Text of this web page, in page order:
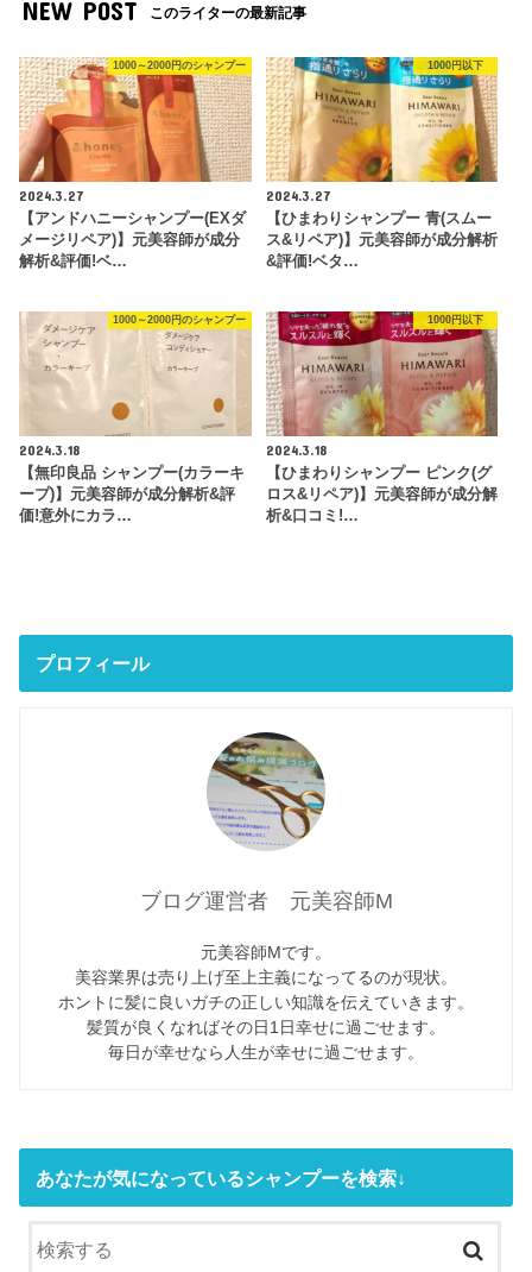
NEW POST このライターの最新記事
1000～2000円のシャンプー
2024.3.27
【アンドハニーシャンプー(EXダ
メージリペア)】元美容師が成分
解析&評価!ベ…
1000円以下
2024.3.27
【ひまわりシャンプー 青(スムー
ス&リペア)】元美容師が成分解析
&評価!ベタ…
1000～2000円のシャンプー
2024.3.18
【無印良品 シャンプー(カラーキ
ープ)】元美容師が成分解析&評
価!意外にカラ…
1000円以下
2024.3.18
【ひまわりシャンプー ピンク(グ
ロス&リペア)】元美容師が成分解
析&口コミ!…
プロフィール
ブログ運営者 元美容師M
元美容師Mです。
美容業界は売り上げ至上主義になってるのが現状。
ホントに髪に良いガチの正しい知識を伝えていきます。
髪質が良くなればその日1日幸せに過ごせます。
毎日が幸せなら人生が幸せに過ごせます。
あなたが気になっているシャンプーを検索↓